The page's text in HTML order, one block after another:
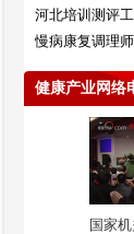
河北培训测评
慢病康复调理
健康产业网络
国家